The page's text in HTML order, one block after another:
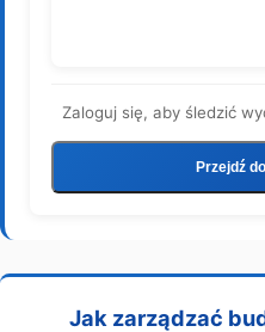
Zaloguj się, aby śledzić
Przejdź
Jak zarządzać